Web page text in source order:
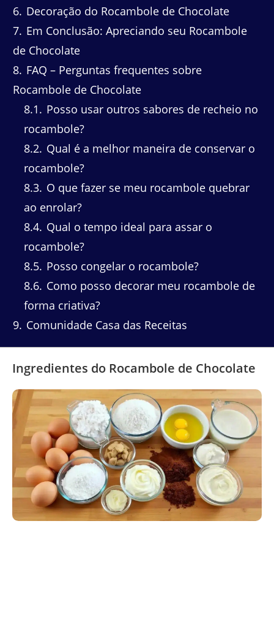
6 Decoração do Rocambole de Chocolate
7 Em Conclusão: Apreciando seu Rocambole
de Chocolate
8 FAQ – Perguntas frequentes sobre
Rocambole de Chocolate
8.1
Posso usar outros sabores de recheio no
rocambole?
8.2 Qual é a melhor maneira de conservar o
rocambole?
8.3 O que fazer se meu rocambole quebrar
ao enrolar?
8.4 Qual o tempo ideal para assar o
rocambole?
8.5 Posso congelar o rocambole?
8.6 Como posso decorar meu rocambole de
forma criativa?
9 Comunidade Casa das Receitas
Ingredientes do Rocambole de Chocolate